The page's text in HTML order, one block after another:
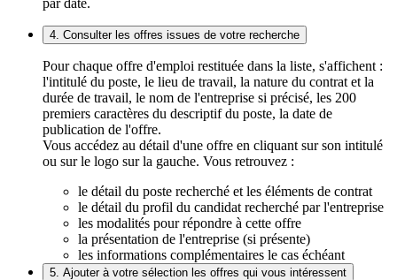
4. Consulter les offres issues de votre recherche
Pour chaque offre d'emploi restituée dans la liste, s'affichent :
l'intitulé du poste, le lieu de travail, la nature du contrat et la
durée de travail, le nom de l'entreprise si précisé, les 200
premiers caractères du descriptif du poste, la date de
publication de l'offre.
Vous accédez au détail d'une offre en cliquant sur son intitulé
ou sur le logo sur la gauche. Vous retrouvez :
le détail du poste recherché et les éléments de contrat
le détail du profil du candidat recherché par l'entreprise
les modalités pour répondre à cette offre
la présentation de l'entreprise (si présente)
les informations complémentaires le cas échéant
5. Ajouter à votre sélection les offres qui vous intéressent